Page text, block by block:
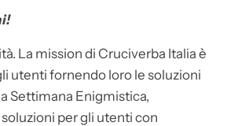
La mission di Cruciverba Italia è
utenti fornendo loro le soluzioni
Settimana Enigmistica,
per gli utenti con